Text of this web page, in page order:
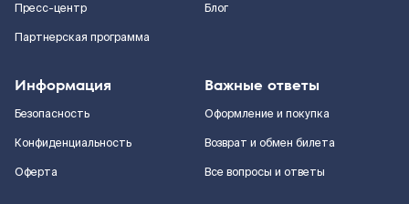
Пресс-центр
Партнерская программа
Блог
Информация
Безопасность
Конфиденциальность
Оферта
Важные ответы
Оформление и покупка
Возврат и обмен билета
Все вопросы и ответы